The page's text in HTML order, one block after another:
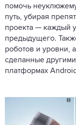
помочь
путь, убирая
проекта — каждый
предыдущего.
роботов и уровни,
сделанные
платформах